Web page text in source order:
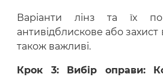
Варіанти лінз та їх
антивідблискове або захист
також важливі.
Крок 3: Вибір оправи: